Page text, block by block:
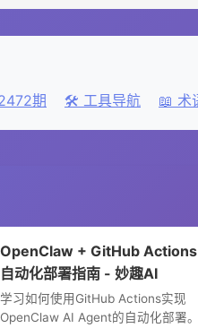
期 🛠️ 工具导航 📖 术
OpenClaw + GitHub
自动化部署指南 - 妙趣AI
学习如何使用GitHub Actions实现
OpenClaw AI Agent的自动化部署